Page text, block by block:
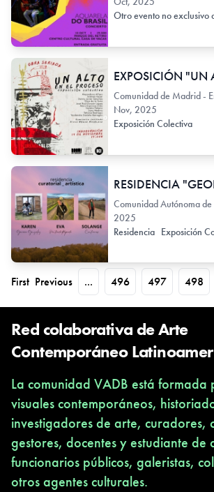
Comunidad de Madrid -
Nov, 2025
Exposición Colectiva
2025
Residencia Exposición
First Previous ... 496 497 498
Red colaborativa de Arte
Contemporáneo
La comunidad VADB está formada
visuales contemporáneos,
investigadores de arte, curadores,
gestores, docentes y estudiante de
funcionarios públicos, galeristas,
otros agentes culturales.